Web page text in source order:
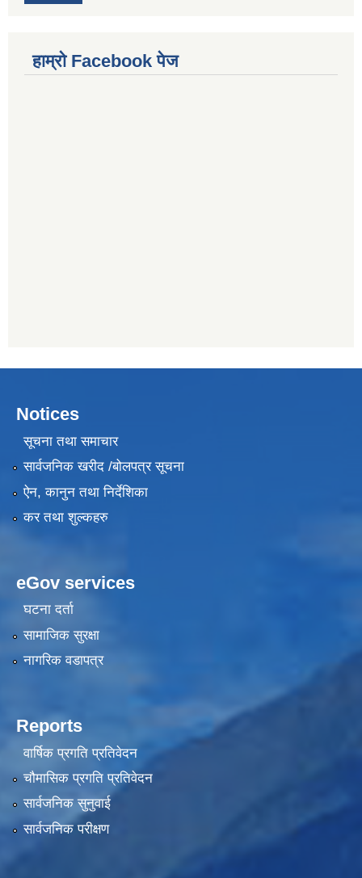
हाम्राे Facebook पेज
Notices
सूचना तथा समाचार
सार्वजनिक खरीद /बोलपत्र सूचना
ऐन, कानुन तथा निर्देशिका
कर तथा शुल्कहरु
eGov services
घटना दर्ता
सामाजिक सुरक्षा
नागरिक वडापत्र
Reports
वार्षिक प्रगति प्रतिवेदन
चौमासिक प्रगति प्रतिवेदन
सार्वजनिक सुनुवाई
सार्वजनिक परीक्षण